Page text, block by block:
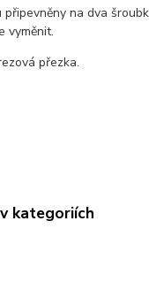
na dva
vyměnit.
přezka.
kategoriích